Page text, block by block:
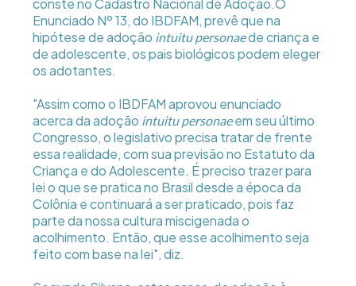
conste no Cadastro Nacional de Adoção.O
Enunciado Nº 13, do IBDFAM, prevê que na
hipótese de adoção intuitu personaede criança e
de adolescente, os pais biológicos podem eleger
os adotantes.
"Assim como o IBDFAM aprovou enunciado
acerca da adoção intuitu personaeem seu último
Congresso, o legislativo precisa tratar de frente
essa realidade, com sua previsão no Estatuto da
Criança e do Adolescente. É preciso trazer para
lei o que se pratica no Brasil desde a época da
Colônia e continuará a ser praticado, pois faz
parte da nossa cultura miscigenada o
acolhimento. Então, que esse acolhimento seja
feito com base na lei", diz.